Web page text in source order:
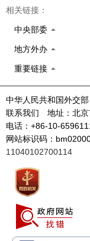
相关链接：
中央部委
地方外办
重要链接
中华人民共和国外交
联系我们 地址：北
电话：+86-10-
网站标识码：
11040102700114